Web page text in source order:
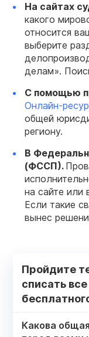
На сайтах
какого
относится
выберите
делам».
С помощью
Онлайн-
общей
региону.
В
(ФССП).
на сайте или
Если такие
вынес
Пройдите
списать
Какова